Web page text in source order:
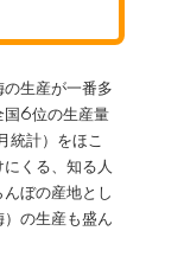
生産が一番多
国6位の生産量
統計）をほこ
くる、知る人
ぼの産地とし
の生産も盛ん